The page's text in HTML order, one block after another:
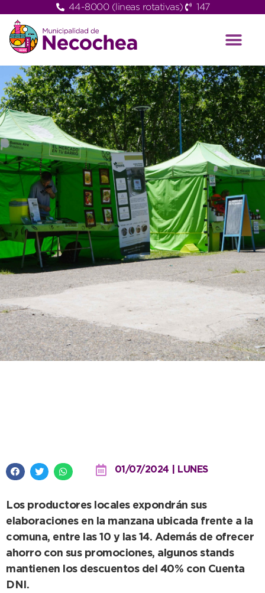
44-8000 (lineas rotativas) 147
01/07/2024 | LUNES
Los productores locales expondrán sus
elaboraciones en la manzana ubicada frente a la
comuna, entre las 10 y las 14. Además de ofrecer
ahorro con sus promociones, algunos stands
mantienen los descuentos del 40% con Cuenta
DNI.